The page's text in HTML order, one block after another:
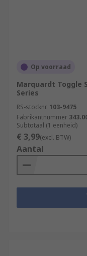
Op voorraad
Marquardt Toggle
Series
RS-stocknr. 103-9475
Fabrikantnummer
Subtotaal (1 eenheid)
€ 3,99(excl. BTW)
Aantal